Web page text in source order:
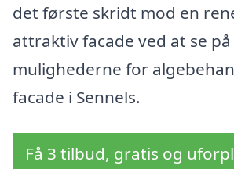
det første skridt mod en
attraktiv facade ved at se på
mulighederne for
facade i Sennels.
Få 3 tilbud, gratis og